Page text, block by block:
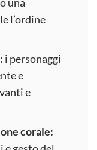
una
l’ordine
i personaggi
e
e
corale: